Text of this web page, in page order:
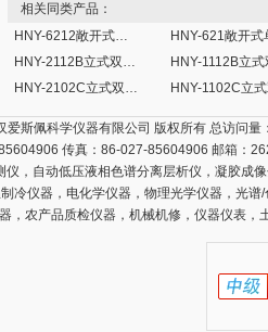
相关同类产品：
HNY-6212敞开式双层大容量摇瓶机
HNY-2112B立式双层超大容量全温培养摇床
HNY-2102C立式双层小容量全温培养摇床
爱斯佩科学仪器有限公司 版权所有 总访问量
传真：86-027-85604906 邮箱：
仪，自动低压液相色谱分离层析仪，凝胶成
冷仪器，电化学仪器，物理光学仪器，光
，农产品质检仪器，机械机修，仪器仪表，